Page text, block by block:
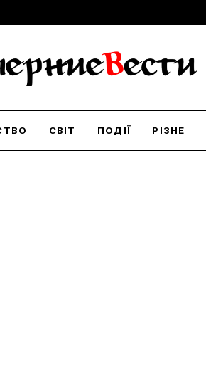
СВІТ ПОДІЇ РІЗНЕ